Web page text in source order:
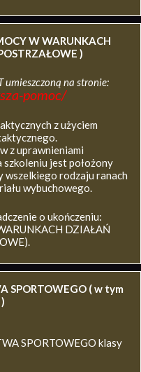
W WARUNKACH
)
umieszczoną na stronie:
pomoc/
z użyciem
z uprawnieniami
szkoleniu jest położony
wszelkiego rodzaju ranach
wybuchowego.
o ukończeniu:
DZIAŁAŃ
SPORTOWEGO ( w tym
SPORTOWEGO klasy